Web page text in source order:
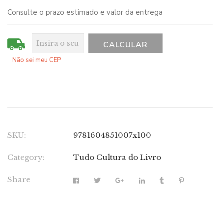
Consulte o prazo estimado e valor da entrega
Não sei meu CEP
SKU: 9781604851007x100
Category: Tudo Cultura do Livro
Share